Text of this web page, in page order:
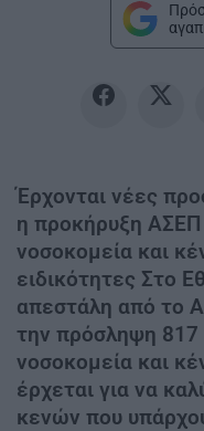
Έρχονται νέες
η προκήρυξη ΑΣΕΠ
νοσοκομεία και
ειδικότητες Στο
απεστάλη από το
την πρόσληψη
νοσοκομεία και
έρχεται για να
κενών που